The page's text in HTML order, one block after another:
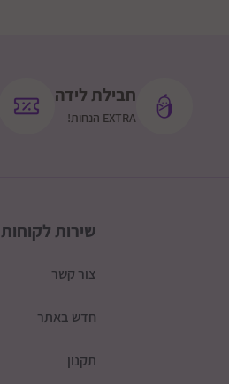
חבילת לידה
EXTRA הנחות!
שירות לקוחות
צור קשר
חדש באתר
תקנון